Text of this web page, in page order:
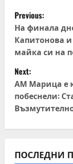
P
o
s
t
n
a
v
i
Previous:
На финала
Капитонова
майка си на
Next:
АМ Марица е
побеснели:
ПОСЛЕДНИ